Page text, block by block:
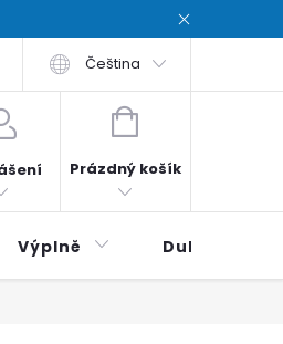
ochrana osobních údajů / Privacy
Čeština
NÁKUPNÍ
Prázdný košík
Výplně Duhová